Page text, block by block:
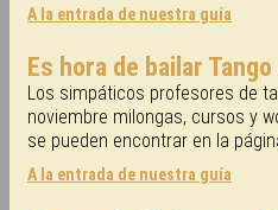
A la entrada de nuestra guía
Es hora de bailar
Los simpáticos profesores de
noviembre milongas, cursos y
se pueden encontrar en la
A la entrada de nuestra guía